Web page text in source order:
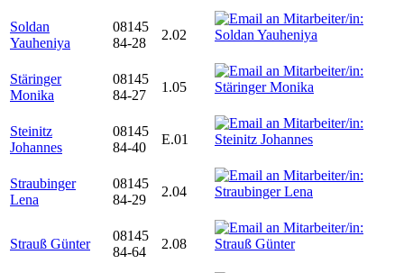
Soldan
Yauheniya
08145
84-28
2.02
Stäringer
Monika
08145
84-27
1.05
Steinitz
Johannes
08145
84-40
E.01
Straubinger
Lena
08145
84-29
2.04
Strauß Günter
08145
84-64
2.08